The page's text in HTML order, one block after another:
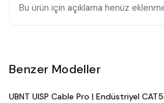
Bu ürün için açıklama henüz
Benzer Modeller
#800
UBNT UISP Cable Pro | Endüstriyel